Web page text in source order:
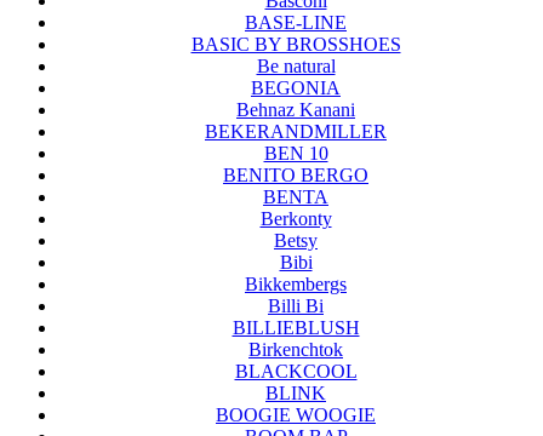
BASE-LINE
BASIC BY BROSSHOES
Be natural
BEGONIA
Behnaz Kanani
BEKERANDMILLER
BEN 10
BENITO BERGO
BENTA
Berkonty
Betsy
Bibi
Bikkembergs
Billi Bi
BILLIEBLUSH
Birkenchtok
BLACKCOOL
BLINK
BOOGIE WOOGIE